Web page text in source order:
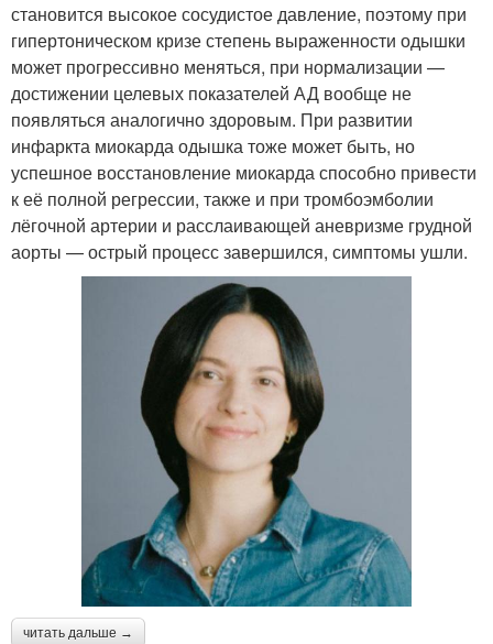
становится высокое сосудистое давление, поэтому при
гипертоническом кризе степень выраженности одышки
может прогрессивно меняться, при нормализации —
достижении целевых показателей АД вообще не
появляться аналогично здоровым. При развитии
инфаркта миокарда одышка тоже может быть, но
успешное восстановление миокарда способно привести
к её полной регрессии, также и при тромбоэмболии
лёгочной артерии и расслаивающей аневризме грудной
аорты — острый процесс завершился, симптомы ушли.
читать дальше →